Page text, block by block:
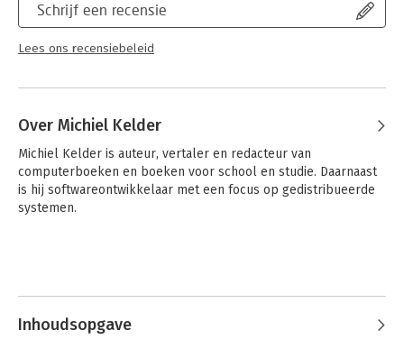
Schrijf een recensie
Lees ons recensiebeleid
Over Michiel Kelder
Michiel Kelder is auteur, vertaler en redacteur van
computerboeken en boeken voor school en studie. Daarnaast
is hij softwareontwikkelaar met een focus op gedistribueerde
systemen.
Inhoudsopgave